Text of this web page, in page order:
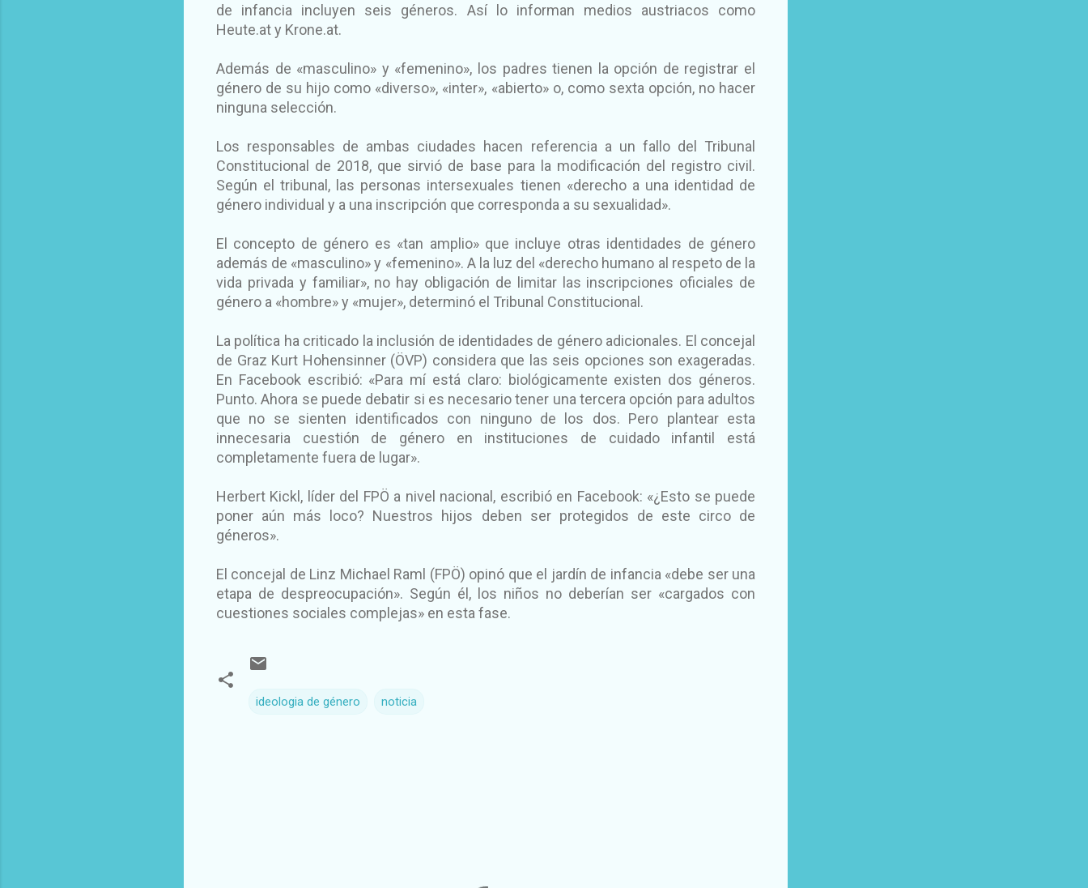
de infancia incluyen seis géneros. Así lo informan medios austriacos como
Heute.at y Krone.at.
Además de «masculino» y «femenino», los padres tienen la opción de registrar el
género de su hijo como «diverso», «inter», «abierto» o, como sexta opción, no hacer
ninguna selección.
Los responsables de ambas ciudades hacen referencia a un fallo del Tribunal
Constitucional de 2018, que sirvió de base para la modificación del registro civil.
Según el tribunal, las personas intersexuales tienen «derecho a una identidad de
género individual y a una inscripción que corresponda a su sexualidad».
El concepto de género es «tan amplio» que incluye otras identidades de género
además de «masculino» y «femenino». A la luz del «derecho humano al respeto de la
vida privada y familiar», no hay obligación de limitar las inscripciones oficiales de
género a «hombre» y «mujer», determinó el Tribunal Constitucional.
La política ha criticado la inclusión de identidades de género adicionales. El concejal
de Graz Kurt Hohensinner (ÖVP) considera que las seis opciones son exageradas.
En Facebook escribió: «Para mí está claro: biológicamente existen dos géneros.
Punto. Ahora se puede debatir si es necesario tener una tercera opción para adultos
que no se sienten identificados con ninguno de los dos. Pero plantear esta
innecesaria cuestión de género en instituciones de cuidado infantil está
completamente fuera de lugar».
Herbert Kickl, líder del FPÖ a nivel nacional, escribió en Facebook: «¿Esto se puede
poner aún más loco? Nuestros hijos deben ser protegidos de este circo de
géneros».
El concejal de Linz Michael Raml (FPÖ) opinó que el jardín de infancia «debe ser una
etapa de despreocupación». Según él, los niños no deberían ser «cargados con
cuestiones sociales complejas» en esta fase.
ideologia de género noticia